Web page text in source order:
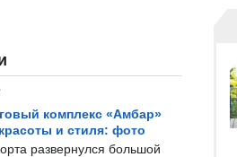
комплекс «Амбар»
и стиля: фото
развернулся большой